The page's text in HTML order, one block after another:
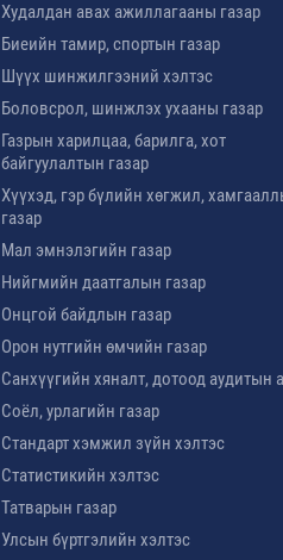
Худалдан авах ажиллагааны газар
Биеийн тамир, спортын газар
Шүүх шинжилгээний хэлтэс
Боловсрол, шинжлэх ухааны газар
Газрын харилцаа, барилга, хот
байгуулалтын газар
Хүүхэд, гэр бүлийн хөгжил,
газар
Мал эмнэлэгийн газар
Нийгмийн даатгалын газар
Онцгой байдлын газар
Орон нутгийн өмчийн газар
Санхүүгийн хяналт, дотоод аудитын
Соёл, урлагийн газар
Стандарт хэмжил зүйн хэлтэс
Статистикийн хэлтэс
Татварын газар
Улсын бүртгэлийн хэлтэс